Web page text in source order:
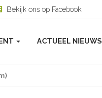
Bekijk ons op Facebook
ACTUEEL NIEUWS